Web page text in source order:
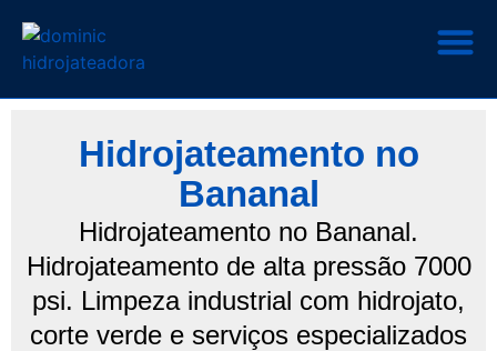
Hidrojateamento no
Bananal
Hidrojateamento no Bananal.
Hidrojateamento de alta pressão 7000
psi. Limpeza industrial com hidrojato,
corte verde e serviços especializados